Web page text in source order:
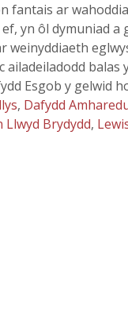
fantais ar
yn ôl dymuniad a
weinyddiaeth
balas
Esgob y gelwid
, Dafydd
Llwyd Brydydd,